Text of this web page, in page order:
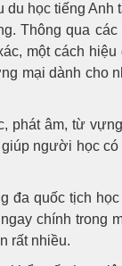
học tiếng Anh
Thông qua
một cách
mại dành cho
phát âm, từ
người học
quốc tịch học
chính trong
rất nhiều.